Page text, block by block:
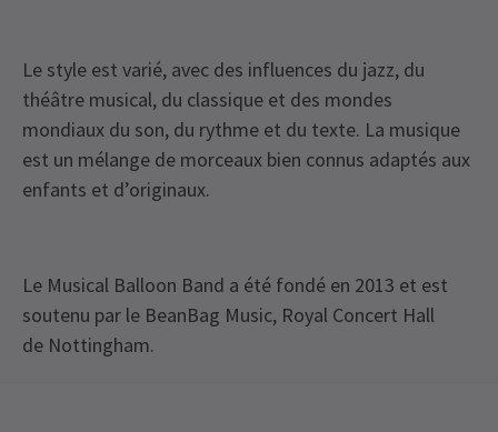
Le style est varié, avec des influences du jazz, du
théâtre musical, du classique et des mondes
mondiaux du son, du rythme et du texte. La musique
est un mélange de morceaux bien connus adaptés aux
enfants et d’originaux.
Le Musical Balloon Band a été fondé en 2013 et est
soutenu par le BeanBag Music, Royal Concert Hall
de Nottingham.